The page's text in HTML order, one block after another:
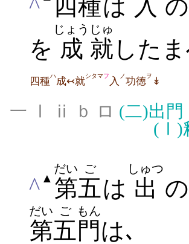
四種は 入 の
を 成
じょう
就
じゅ
した
四種ハ成↢就シタマフ 入 ノ功徳ヲ ↡
一 Ⅰ ⅱ ｂ ロ (二)出門
(Ⅰ)
^ ▲ 第
だい
五
ご
は 出
しゅつ
の
第
だい
五
ご
門
もん
は､